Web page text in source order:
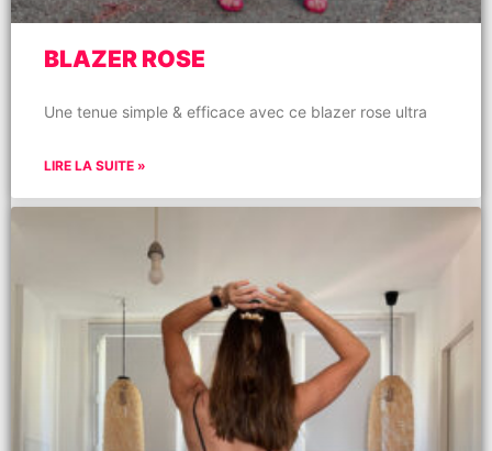
BLAZER ROSE
Une tenue simple & efficace avec ce blazer rose ultra
LIRE LA SUITE »